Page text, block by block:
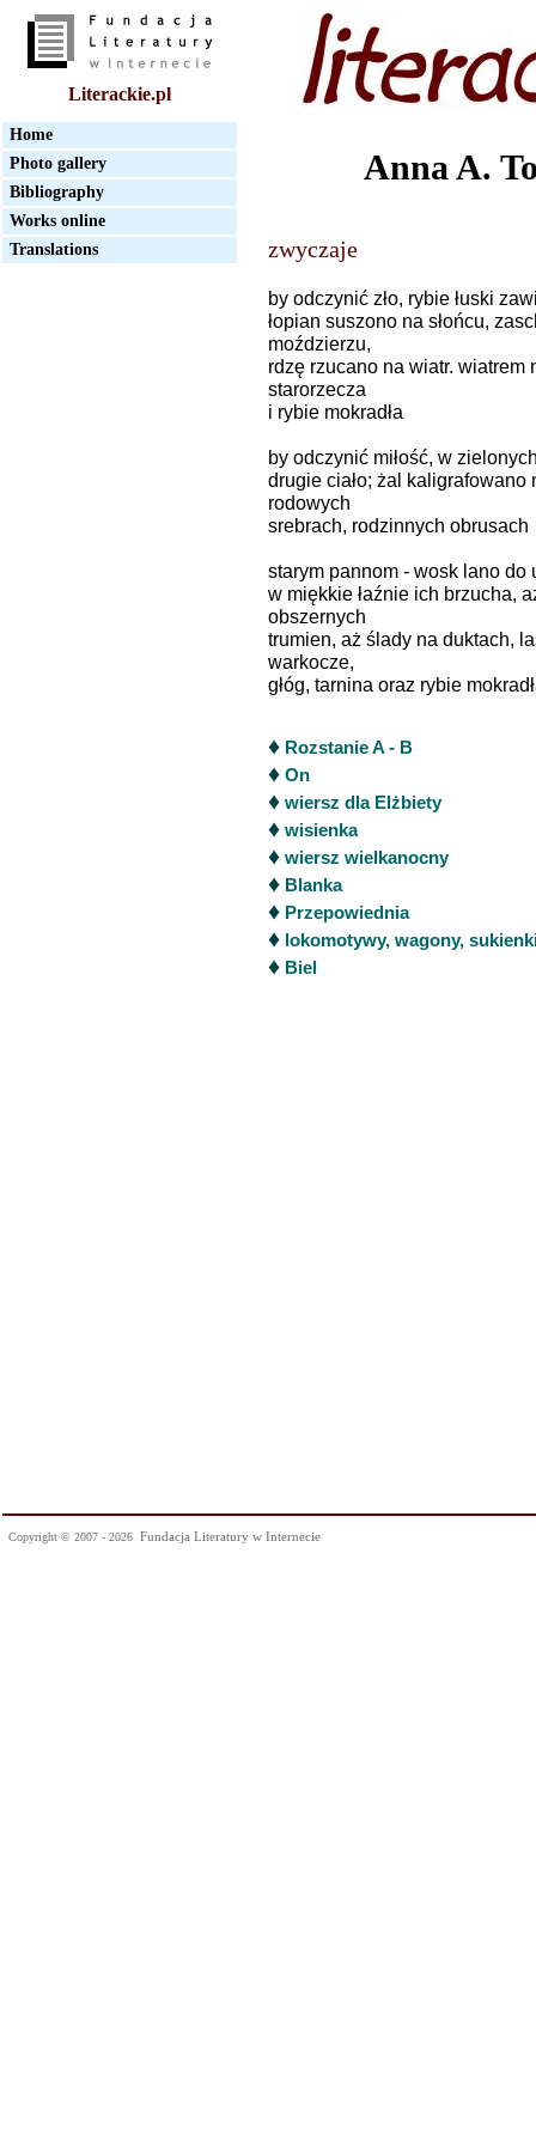
Literackie.pl
Home
Photo gallery
Bibliography
Works online
Translations
Anna A.
zwyczaje
by odczynić zło, rybie łuski
łopian suszono na słońcu,
moździerzu,
rdzę rzucano na wiatr. wiatrem
starorzecza
i rybie mokradła
by odczynić miłość, w
drugie ciało; żal
rodowych
srebrach, rodzinnych obrusach
starym pannom - wosk lano do
w miękkie łaźnie ich brzucha,
obszernych
trumien, aż ślady na duktach,
warkocze,
głóg, tarnina oraz rybie
♦ Rozstanie A - B
♦ On
♦ wiersz dla Elżbiety
♦ wisienka
♦ wiersz wielkanocny
♦ Blanka
♦ Przepowiednia
♦ lokomotywy, wagony,
♦ Biel
Copyright © 2007 - 2026 Fundacja Literatury w Internecie